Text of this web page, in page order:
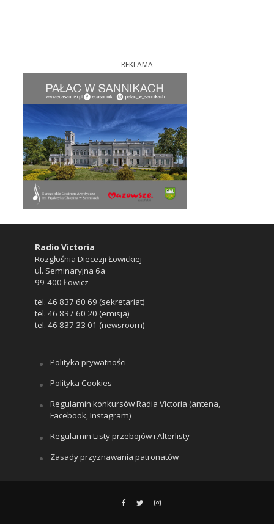
REKLAMA
Radio Victoria
Rozgłośnia Diecezji Łowickiej
ul. Seminaryjna 6a
99-400 Łowicz
tel. 46 837 60 69 (sekretariat)
tel. 46 837 60 20 (emisja)
tel. 46 837 33 01 (newsroom)
Polityka prywatności
Polityka Cookies
Regulamin konkursów Radia Victoria (antena,
Facebook, Instagram)
Regulamin Listy przebojów i Alterlisty
Zasady przyznawania patronatów